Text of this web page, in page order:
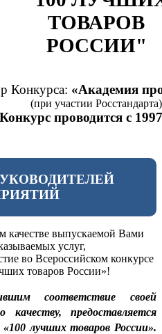
ТОВАРОВ
РОССИИ"
Конкурса: «Академия
(при участии Росстандарта)
Конкурс проводится с
качестве выпускаемой Вами
услуг,
во Всероссийском конкурсе
товаров России»!
соответствие своей
предоставляется
лучших товаров России».